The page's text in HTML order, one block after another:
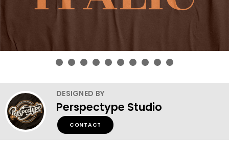
DESIGNED BY
Perspectype Studio
CONTACT